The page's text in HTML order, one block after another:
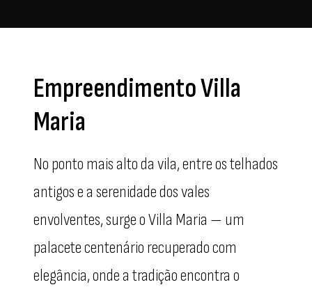
Empreendimento Villa
Maria
No ponto mais alto da vila, entre os telhados
antigos e a serenidade dos vales
envolventes, surge o Villa Maria — um
palacete centenário recuperado com
elegância, onde a tradição encontra o